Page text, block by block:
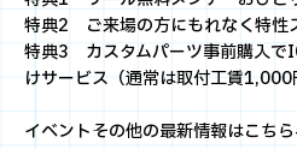
特典2 ご来場の方にもれなく特性
特典3 カスタムパーツ事前購入で
けサービス（通常は取付工賃1,000
イベントその他の最新情報はこち